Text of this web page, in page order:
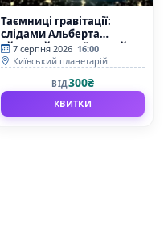
Таємниці гравітації:
слідами Альберта
Ейнштейна (Київський
планетарій)
7 серпня 2026 16:00
Київський планетарій
ВІД300₴
КВИТКИ